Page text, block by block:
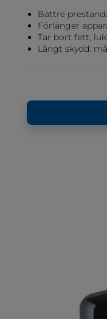
Bättre
Förlänger
Tar bort fett,
Långt skydd: